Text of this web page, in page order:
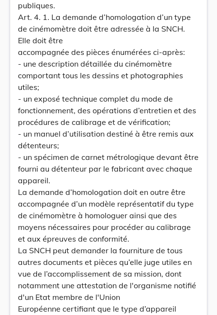
publiques.
Art. 4. 1. La demande d’homologation d’un type
de cinémomètre doit être adressée à la SNCH.
Elle doit être
accompagnée des pièces énumérées ci-après:
- une description détaillée du cinémomètre
comportant tous les dessins et photographies
utiles;
- un exposé technique complet du mode de
fonctionnement, des opérations d’entretien et des
procédures de calibrage et de vérification;
- un manuel d’utilisation destiné à être remis aux
détenteurs;
- un spécimen de carnet métrologique devant être
fourni au détenteur par le fabricant avec chaque
appareil.
La demande d’homologation doit en outre être
accompagnée d’un modèle représentatif du type
de cinémomètre à homologuer ainsi que des
moyens nécessaires pour procéder au calibrage
et aux épreuves de conformité.
La SNCH peut demander la fourniture de tous
autres documents et pièces qu’elle juge utiles en
vue de l’accomplissement de sa mission, dont
notamment une attestation de l'organisme notifié
d'un Etat membre de l'Union
Européenne certifiant que le type d’appareil